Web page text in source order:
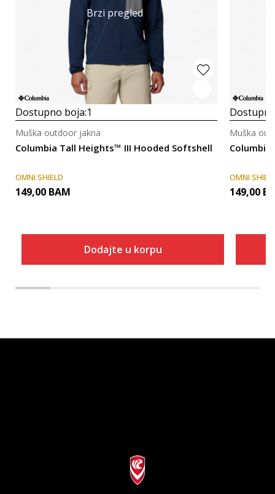
Brzi pregled
Dostupno boja:1
Columbia Tall Heights™ III Hooded Softshell
Muška outdoor jakna
OMNI SHIELD
149,00 BAM
Dodajte u korpu
Muška
OMNI
149,00